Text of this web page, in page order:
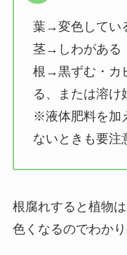
葉→変色してい
茎→しわがある
根→黒ずむ・カ
る、または溶け
※液体肥料を加
ないときも要注
根腐れすると植物
色くなるのでわかり